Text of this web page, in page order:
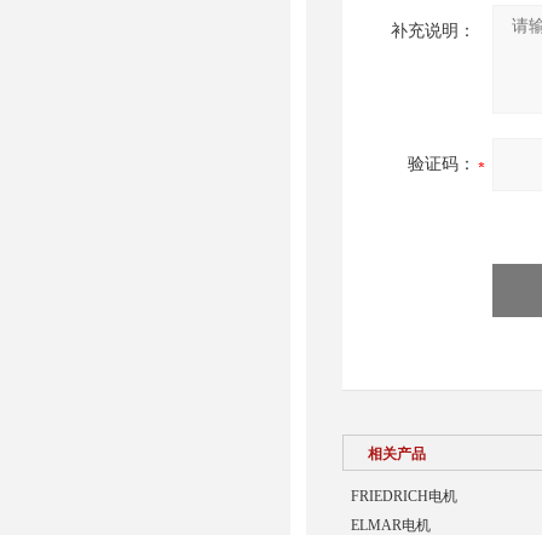
补充说明：
验证码：
相关产品
FRIEDRICH电机
ELMAR电机